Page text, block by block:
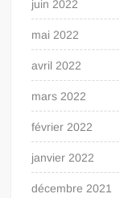
juin 2022
mai 2022
avril 2022
mars 2022
février 2022
janvier 2022
décembre 2021